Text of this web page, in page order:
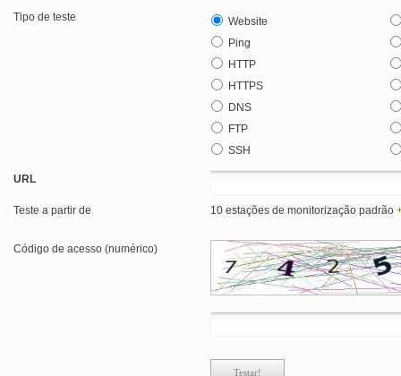
Tipo de teste
Website
Ping
HTTP
HTTPS
DNS
FTP
SSH
URL
Teste a partir de 10 estações de monitorização padrão
Código de acesso (numérico)